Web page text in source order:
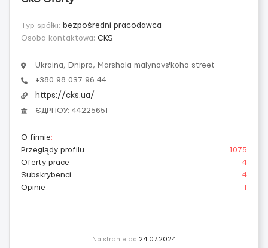
Typ spółki: bezpośredni pracodawca
Osoba kontaktowa: CKS
Ukraina, Dnipro, Marshala malynovs'koho street
+380 98 037 96 44
https://cks.ua/
ЄДРПОУ: 44225651
O firmie:
Przeglądy profilu
1075
Oferty prace
4
Subskrybenci
4
Opinie
1
Na stronie od 24.07.2024